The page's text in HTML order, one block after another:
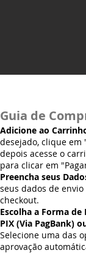
Guia de
Adicione ao
desejado, clique em
depois acesse o
para clicar em
Preencha seus
seus dados de
checkout.
Escolha a Forma de
PIX (Via PagBank)
Selecione uma das
aprovação